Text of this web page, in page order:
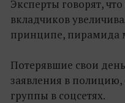
Эксперты говорят,
вкладчиков
принципе, пирамида
Потерявшие свои
заявления в
группы в соцсетях.